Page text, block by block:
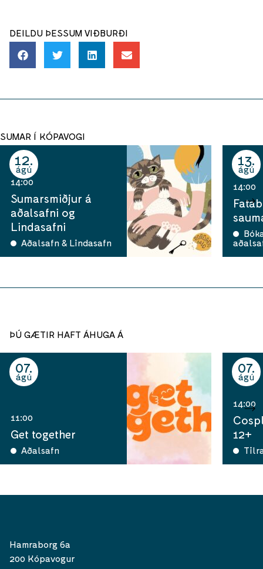
DEILDU ÞESSUM VIÐBURÐI
SUMAR Í KÓPAVOGI
12
ágú
14:00
Sumarsmiðjur á
aðalsafni og
Lindasafni
Aðalsafn & Lindasafn
13
ágú
14:00
ÞÚ GÆTIR HAFT ÁHUGA Á
07
ágú
11:00
Get together
Aðalsafn
07
ágú
14:00
12+
Hamraborg 6a
200 Kópavogur